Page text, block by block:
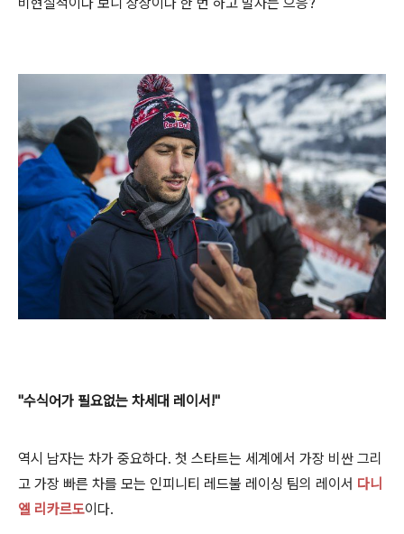
비현실적이다 보니 상상이나 한 번 하고 말자는 으응?
"수식어가 필요없는 차세대 레이서!"
역시 남자는 차가 중요하다. 첫 스타트는 세계에서 가장 비싼 그리
고 가장 빠른 차를 모는 인피니티 레드불 레이싱 팀의 레이서 다니
엘 리카르도이다.